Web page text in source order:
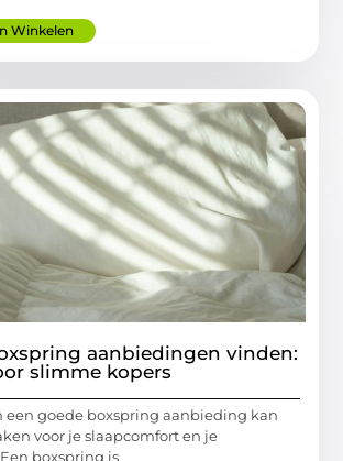
Winkelen
aanbiedingen vinden:
slimme kopers
een goede boxspring aanbieding kan
voor je slaapcomfort en je
boxspring is